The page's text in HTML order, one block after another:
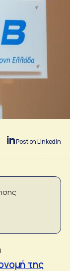
Post on LinkedIn
της